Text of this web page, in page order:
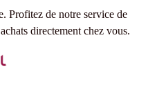
Profitez de notre service de
directement chez vous.